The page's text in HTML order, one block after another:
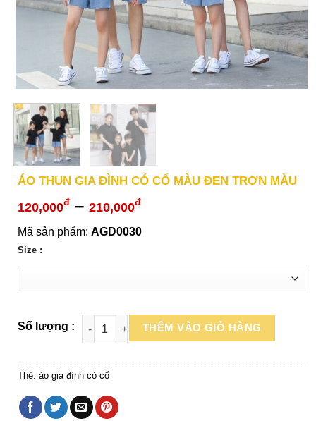
ÁO THUN GIA ĐÌNH CÓ CỔ MÀU ĐEN TRƠN MÀU
120,000đ – 210,000đKhoảng
từ
đến
210,000đ
Mã sản phẩm: AGD0030
Size :
THÊM VÀO GIỎ HÀNG
Thẻ: áo gia đình có cổ